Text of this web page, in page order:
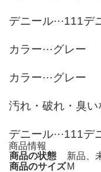
デニール···111デ
カラー···グレー
カラー···グレー
汚れ・破れ・臭い
デニール···111デ
商品情報
商品の状態
新品、
商品のサイズ M